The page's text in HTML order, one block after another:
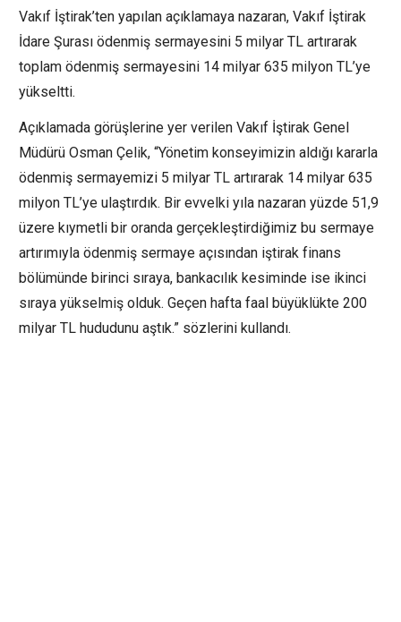
Vakıf İştirak’ten yapılan açıklamaya nazaran, Vakıf İştirak
İdare Şurası ödenmiş sermayesini 5 milyar TL artırarak
toplam ödenmiş sermayesini 14 milyar 635 milyon TL’ye
yükseltti.
Açıklamada görüşlerine yer verilen Vakıf İştirak Genel
Müdürü Osman Çelik, “Yönetim konseyimizin aldığı kararla
ödenmiş sermayemizi 5 milyar TL artırarak 14 milyar 635
milyon TL’ye ulaştırdık. Bir evvelki yıla nazaran yüzde 51,9
üzere kıymetli bir oranda gerçekleştirdiğimiz bu sermaye
artırımıyla ödenmiş sermaye açısından iştirak finans
bölümünde birinci sıraya, bankacılık kesiminde ise ikinci
sıraya yükselmiş olduk. Geçen hafta faal büyüklükte 200
milyar TL hududunu aştık.” sözlerini kullandı.